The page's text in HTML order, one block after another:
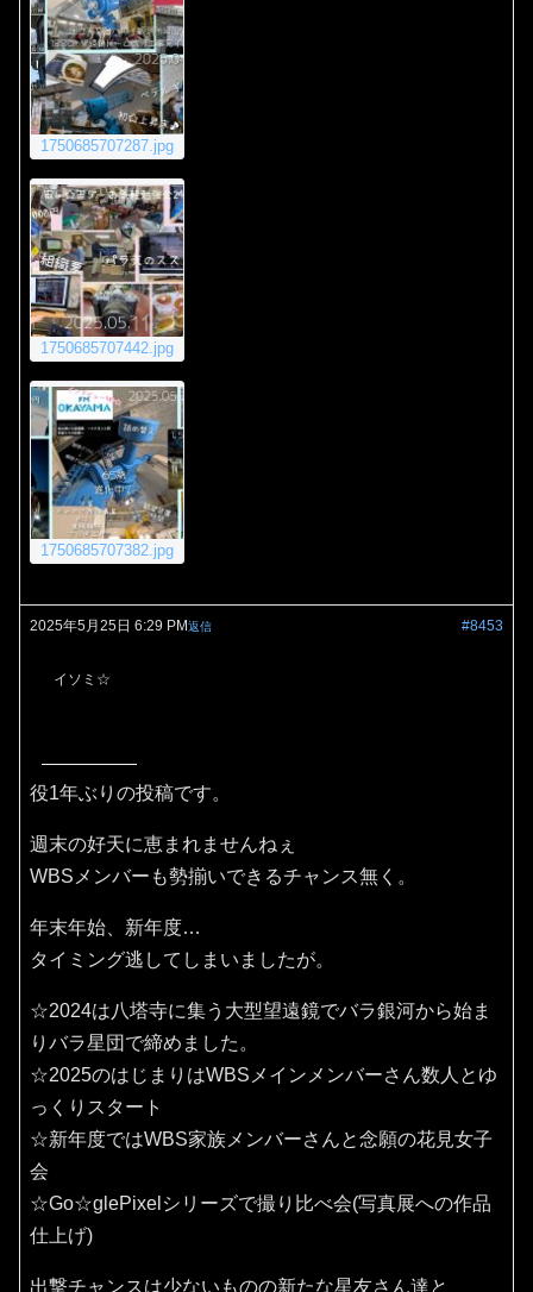
1750685707287.jpg
1750685707442.jpg
1750685707382.jpg
2025年5月25日 6:29 PM #8453
返信
イソミ☆
役1年ぶりの投稿です。
週末の好天に恵まれませんねぇ
WBSメンバーも勢揃いできるチャンス無く。
年末年始、新年度…
タイミング逃してしまいましたが。
☆2024は八塔寺に集う大型望遠鏡でバラ銀河から始ま
りバラ星団で締めました。
☆2025のはじまりはWBSメインメンバーさん数人とゆ
っくりスタート
☆新年度ではWBS家族メンバーさんと念願の花見女子
会
☆Go☆glePixelシリーズで撮り比べ会(写真展への作品
仕上げ)
出撃チャンスは少ないものの新たな星友さん達と